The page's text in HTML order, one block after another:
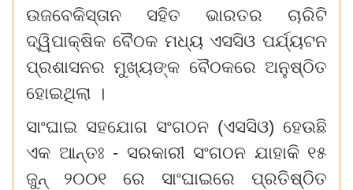
ଉଜବେକିସ୍ତାନ
ସହିତ ଭାରତର
ଚାରିଟି
ଦ୍ୱିପାକ୍ଷିକ ବୈଠକ ମଧ୍ୟ ଏସସିଓ ପର୍ଯ୍ୟଟନ
ପ୍ରଶାସନର ମୁଖ୍ୟଙ୍କ ବୈଠକରେ ଅନୁଷ୍ଠିତ
ହୋଇଥିଲା ।
ସାଂଘାଇ ସହଯୋଗ ସଂଗଠନ (ଏସସିଓ) ହେଉଛି
ଏକ ଆନ୍ତଃ - ସରକାରୀ ସଂଗଠନ ଯାହାକି ୧୫
ଜୁନ୍
୨୦୦୧ ରେ ସାଂଘାଇରେ
ପ୍ରତିଷ୍ଠିତ